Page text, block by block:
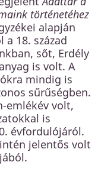
történetéhez
alapján
a 18. század
sőt, Erdély
is volt. A
mindig is
sűrűségben.
emlékév volt,
is
évfordulójáról.
jelentős volt